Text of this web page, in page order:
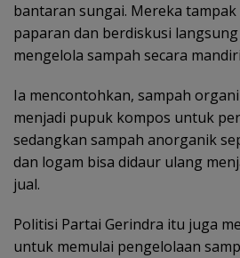
bantaran sungai. Mereka
paparan dan berdiskusi
mengelola sampah secara
Ia mencontohkan, sampah
menjadi pupuk kompos untuk
sedangkan sampah anorganik
dan logam bisa didaur ulang
jual.
Politisi Partai Gerindra itu juga
untuk memulai pengelolaan